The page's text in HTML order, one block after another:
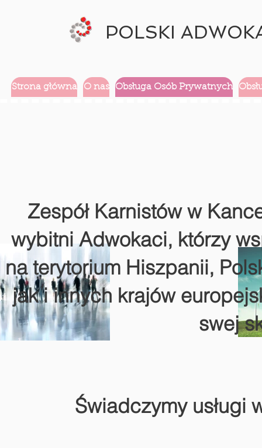
POLSKI
Strona główna O nas Obsługa Osób Prywatnych
Zespół Karnistów w
wybitni Adwokaci, którzy
na terytorium Hiszpanii,
jak i innych krajów
swej
Świadczymy usługi